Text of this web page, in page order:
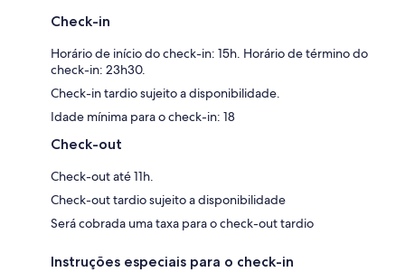
Check-in
Horário de início do check-in: 15h. Horário de término do
check-in: 23h30.
Check-in tardio sujeito a disponibilidade.
Idade mínima para o check-in: 18
Check-out
Check-out até 11h.
Check-out tardio sujeito a disponibilidade
Será cobrada uma taxa para o check-out tardio
Instruções especiais para o check-in